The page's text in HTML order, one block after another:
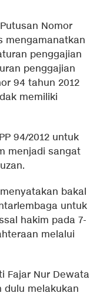
Nomor
mengamanatkan
penggajian
penggajian
94 tahun 2012
memiliki
94/2012 untuk
menjadi sangat
bakal
untuk
hakim pada 7-
melalui
Fajar Nur Dewata
dulu melakukan